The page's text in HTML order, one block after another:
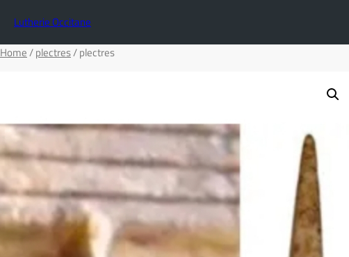
Lutherie Occitane
Home/plectres/ plectres